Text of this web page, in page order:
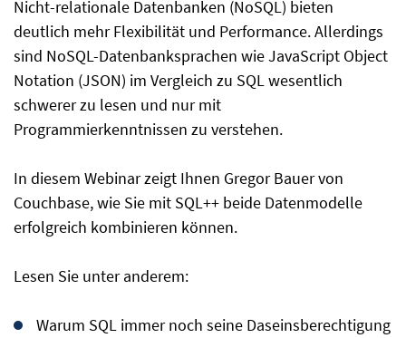
Nicht-relationale Datenbanken (NoSQL) bieten
deutlich mehr Flexibilität und Performance. Allerdings
sind NoSQL-Datenbanksprachen wie JavaScript Object
Notation (JSON) im Vergleich zu SQL wesentlich
schwerer zu lesen und nur mit
Programmierkenntnissen zu verstehen.
In diesem Webinar zeigt Ihnen Gregor Bauer von
Couchbase, wie Sie mit SQL++ beide Datenmodelle
erfolgreich kombinieren können.
Lesen Sie unter anderem:
Warum SQL immer noch seine Daseinsberechtigung